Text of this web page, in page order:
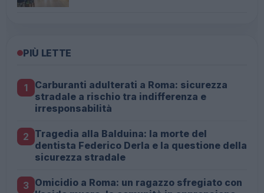
PIÙ LETTE
1
Carburanti adulterati a Roma: sicurezza
stradale a rischio tra indifferenza e
irresponsabilità
2 Tragedia alla Balduina: la morte del
dentista Federico Derla e la questione della
sicurezza stradale
3 Omicidio a Roma: un ragazzo sfregiato con